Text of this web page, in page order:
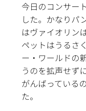
今日のコンサー
した。かなりパ
はヴァイオリン
ペットはうるさ
ー・ワールドの
うのを拡声せず
がんばっている
た。